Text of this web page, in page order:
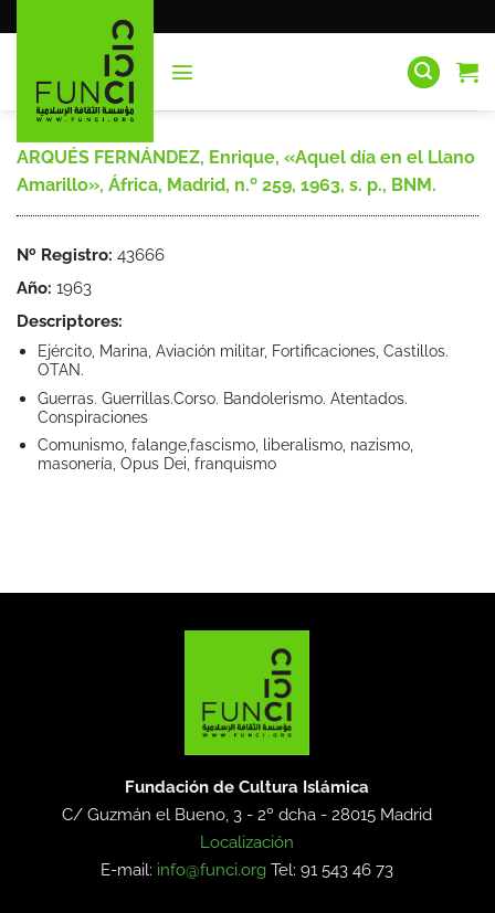
al
ARQUÉS FERNÁNDEZ, Enrique, «Aquel día en el Llano
Amarillo», África, Madrid, n.º 259, 1963, s. p., BNM.
Nº Registro: 43666
Año: 1963
Descriptores:
Ejército, Marina, Aviación militar, Fortificaciones, Castillos.
OTAN.
Guerras. Guerrillas.Corso. Bandolerismo. Atentados.
Conspiraciones
Comunismo, falange,fascismo, liberalismo, nazismo,
masonería, Opus Dei, franquismo
Fundación de Cultura Islámica
C/ Guzmán el Bueno, 3 - 2º dcha -28015 Madrid
Localización
E-mail: info@funci.org Tel: 91 543 46 73